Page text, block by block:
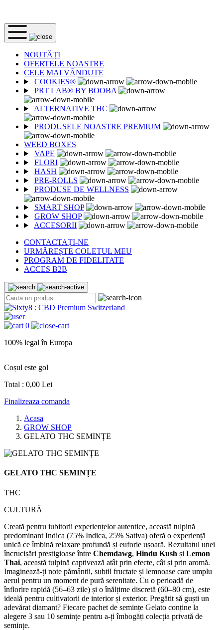
NOUTĂȚI
OFERTELE NOASTRE
CELE MAI VÂNDUTE
COOKIES®
PRT LAB® BY BOOBA
ALTERNATIVE THC
PRODUSELE NOASTRE PREMIUM
WEED BOXES
VAPE
FLORI
HASH
PRE-ROLLS
PRODUSE DE WELLNESS
SMART SHOP
GROW SHOP
ACCESORII
CONTACTAȚI-NE
URMĂREȘTE COLETUL MEU
PROGRAM DE FIDELITATE
ACCES B2B
0
100% legal în Europa
Coșul este gol
Total : 0,00 Lei
Finalizeaza comanda
Acasa
GROW SHOP
GELATO THC SEMINȚE
GELATO THC SEMINȚE
THC
CULTURĂ
Creată pentru iubitorii experiențelor autentice, această tulpină
predominant Indica (75% Indica, 25% Sativa) oferă o experiență
unică ce îmbină relaxare profundă și euforie ușoară. Rezultatul unei
încrucișări prestigioase între Chemdawg, Hindu Kush și Lemon
Thai, această tulpină captivează atât prin efecte, cât și prin aromă.
Imaginează-ți note pământii, subtil fructate și lemnoase care umplu
aerul pentru un moment de pură serenitate. Cu o perioadă de
înflorire rapidă (56–63 zile) și o înălțime discretă (60–80 cm), este
ideală pentru cultivatorii de interior și exterior. Pregătit să guști un
adevărat diamant? Fiecare pachet de semințe Gelato conține la
alegere 3 sau 10 semințe pentru a-ți îmbogăți colecția privată de
semințe.